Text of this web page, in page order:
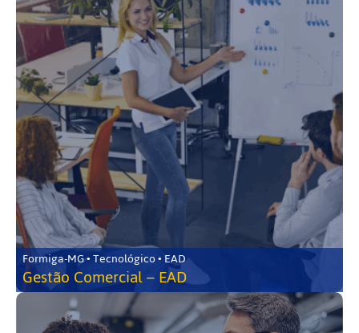
Formiga-MG • Tecnológico • EAD
Gestão Comercial – EAD